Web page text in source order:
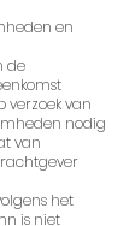
en
de
verzoek van
nodig
van
het
is niet